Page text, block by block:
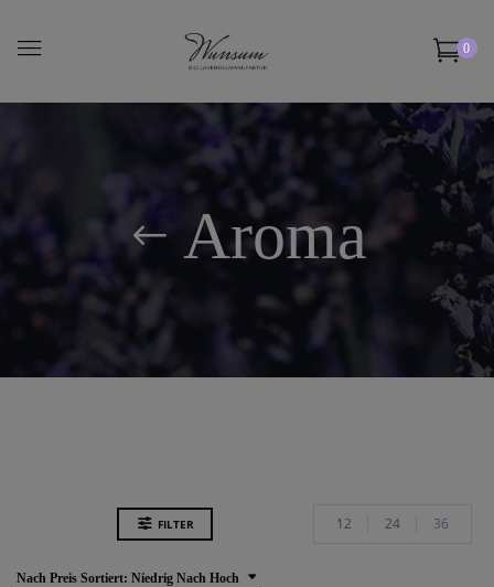
0
Aroma
FILTER
Nach Preis Sortiert: Niedrig Nach Hoch
12 24 36